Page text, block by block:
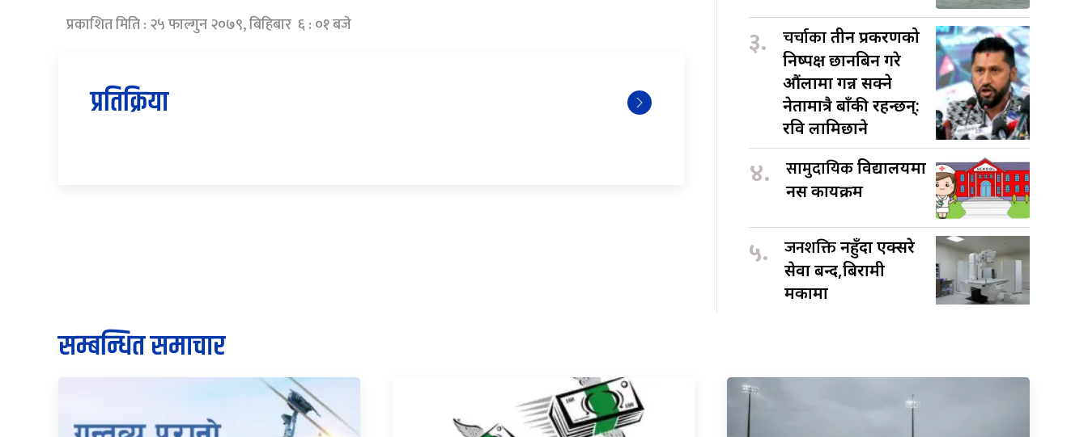
प्रकाशित मिति : २५ फाल्गुन २०७९, बिहिबार ६ : ०१ बजे
प्रतिक्रिया
३. चर्चाकातीन प्रकरणको
निष्पक्ष छानबिन गरे
औंलामा गन्न सक्ने
नेतामात्रै बाँकी रहन्छन्:
रवि लामिछाने
४. सामुदायिकविद्यालयमा
नर्स कार्यक्रम
५. जनशक्तिनहुँदा एक्सरे
सेवा बन्द,बिरामी
मर्कामा
सम्बन्धित समाचार